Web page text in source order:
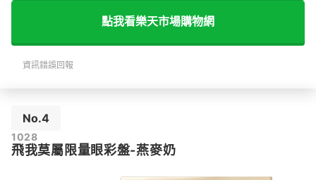
點我看樂天市場購物網
資訊錯誤回報
No.4
1028
飛我莫屬限量眼彩盤-燕麥奶